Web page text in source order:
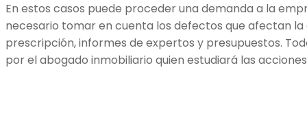
En estos casos puede proceder una demanda a la
necesario tomar en cuenta los defectos que afectan
prescripción, informes de expertos y presupuestos.
por el abogado inmobiliario quien estudiará las